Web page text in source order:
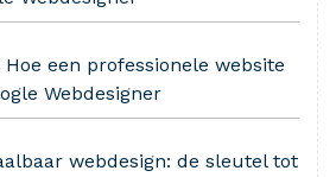
Hoe een professionele website
Webdesigner
webdesign: de sleutel tot